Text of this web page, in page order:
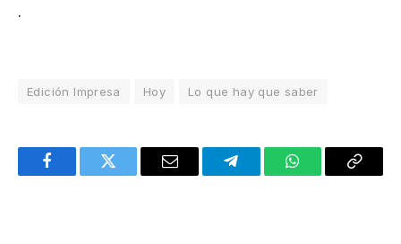
.
Edición Impresa Hoy Lo que hay que saber
FacebookTwitter Email TelegramWhatsAppCopy